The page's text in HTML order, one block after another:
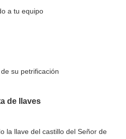
a tu equipo
su petrificación
de llaves
la llave del castillo del Señor de